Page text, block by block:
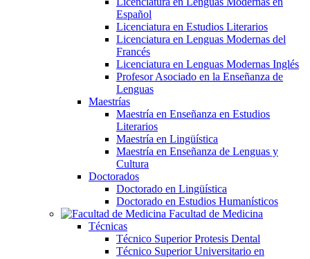
Español
Licenciatura en Estudios Literarios
Licenciatura en Lenguas Modernas del
Francés
Licenciatura en Lenguas Modernas Inglés
Profesor Asociado en la Enseñanza de
Lenguas
Maestrías
Maestría en Enseñanza en Estudios
Literarios
Maestría en Lingüística
Maestría en Enseñanza de Lenguas y
Cultura
Doctorados
Doctorado en Lingüística
Doctorado en Estudios Humanísticos
Facultad de Medicina
Técnicas
Técnico Superior Protesis Dental
Técnico Superior Universitario en